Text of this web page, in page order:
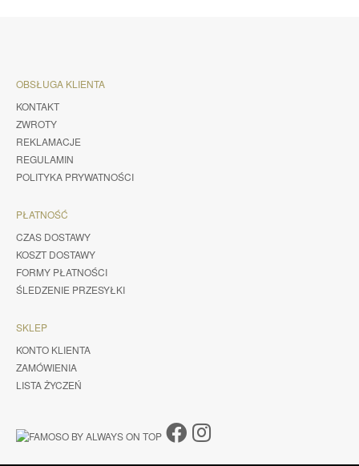
OBSŁUGA KLIENTA
KONTAKT
ZWROTY
REKLAMACJE
REGULAMIN
POLITYKA PRYWATNOŚCI
PŁATNOŚĆ
CZAS DOSTAWY
KOSZT DOSTAWY
FORMY PŁATNOŚCI
ŚLEDZENIE PRZESYŁKI
SKLEP
KONTO KLIENTA
ZAMÓWIENIA
LISTA ŻYCZEŃ